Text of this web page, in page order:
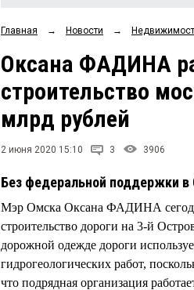
Главная → Новости →
Оксана ФАДИНА
строительство
млрд рублей
2 июня 2020 15:10 3 3906
Без федеральной поддержки
Мэр Омска Оксана ФАДИНА
строительство дороги на 3-й
дорожной одежде дороги
гидрогеологических работ,
что подрядная организация